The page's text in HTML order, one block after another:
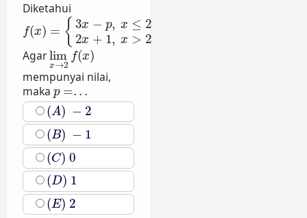
Diketahui
f(x) = { 3x − p, x ≤ 2
2x + 1, x > 2
f(x)={3x−p 1 ,x
Agarlim
x→2
f(x)
limx→2f )
mempunyai nilai,
maka p =. . .
p=...
(A) − 2
(A)−2
(B) − 1
(B)−1
(C) 0
(C)0
(D) 1
(D)1
(E) 2
(E)2